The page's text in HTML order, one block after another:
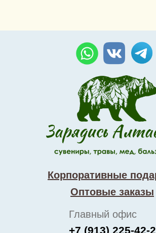
Главный офис
+7 (913) 225-42-
Корпоративные
Оптовые заказы